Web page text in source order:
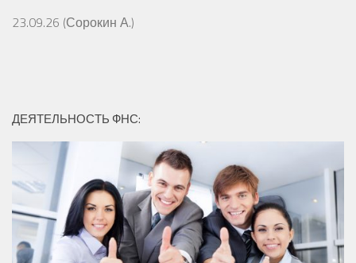
23.09.26 (Сорокин А.)
ДЕЯТЕЛЬНОСТЬ ФНС: